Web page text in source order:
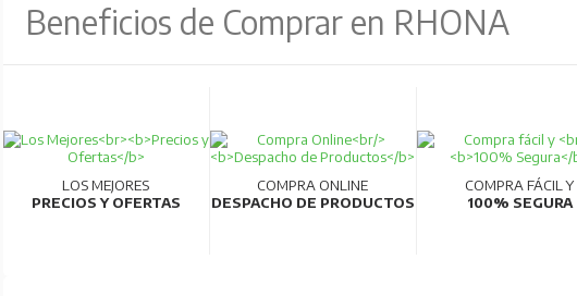
Beneficios de Comprar en RHONA
LOS MEJORES
PRECIOS Y OFERTAS
COMPRA ONLINE
DESPACHO DE PRODUCTOS
COMPRA FÁCIL Y
100% SEGURA